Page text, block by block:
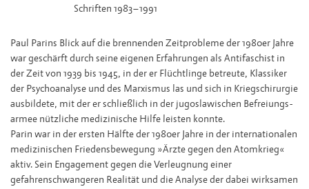
Schriften 1983–1991
Paul Parins Blick auf die brennenden Zeitprobleme der 1980er Jahre
war geschärft durch seine eigenen Erfahrungen als Antifaschist in
der Zeit von 1939 bis 1945, in der er Flüchtlinge betreute, Klassiker
der Psychoanalyse und des Marxismus las und sich in Kriegschirurgie
ausbildete, mit der er schließlich in der jugoslawischen Befreiungs­
armee nützliche medizinische Hilfe leisten konnte.
Parin war in der ersten Hälfte der 1980er Jahre in der internationalen
medizinischen Friedensbewegung »Ärzte gegen den Atomkrieg«
aktiv. Sein Engagement gegen die Verleugnung einer
gefahrenschwangeren Realität und die Analyse der dabei wirksamen